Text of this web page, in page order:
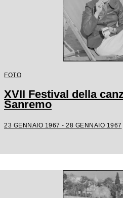
FOTO
XVII Festival della
Sanremo
23 GENNAIO 1967 - 28 GENNAIO 1967